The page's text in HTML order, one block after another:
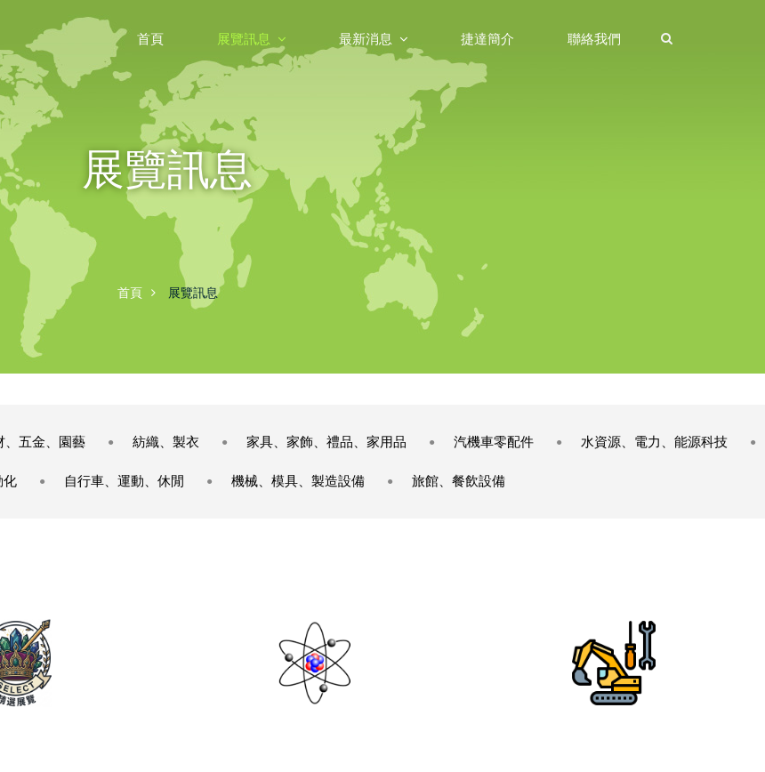
首頁 展覽訊息 最新消息 捷達簡介 聯絡我們
展覽訊息
首頁 展覽訊息
、五金、園藝 紡織、製衣 家具、家飾、禮品、家用品 汽機車零配件 水資源、電力、能源科技
化 自行車、運動、休閒 機械、模具、製造設備 旅館、餐飲設備